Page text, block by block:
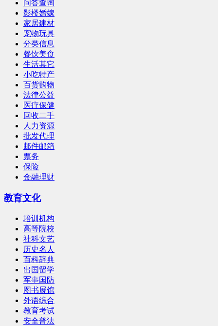
问答查询
影楼婚嫁
家居建材
宠物玩具
分类信息
餐饮美食
生活其它
小吃特产
百货购物
法律公益
医疗保健
回收二手
人力资源
批发代理
邮件邮箱
票务
保险
金融理财
教育文化
培训机构
高等院校
社科文艺
历史名人
百科辞典
出国留学
军事国防
图书展馆
外语综合
教育考试
安全普法